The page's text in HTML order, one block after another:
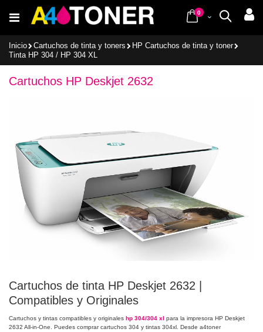
al
contenido
Buscar
Cart
0items
Inicio Cartuchos de tinta y toners
HP Cartuchos de tinta y toner
Tinta HP 304 / HP 304 XL
Cartuchos HP Deskjet 2632
Cartuchos de tinta HP Deskjet 2632 |
Compatibles y Originales
Cartuchos y tintas compatibles y originales hp 304/304 xl para la impresora HP Deskjet
2632 All-in-One. Puedes comprar cartuchos 304 y tintas 304xl. Desde a4toner